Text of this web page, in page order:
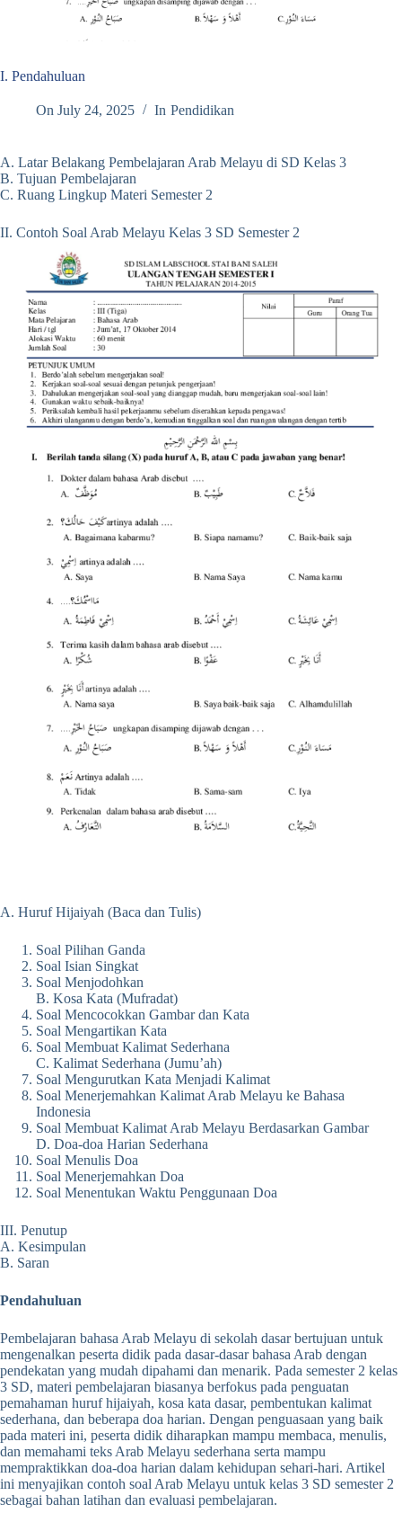
I. Pendahuluan
On July 24, 2025 In Pendidikan
A. Latar Belakang Pembelajaran Arab Melayu di SD Kelas 3
B. Tujuan Pembelajaran
C. Ruang Lingkup Materi Semester 2
II. Contoh Soal Arab Melayu Kelas 3 SD Semester 2
A. Huruf Hijaiyah (Baca dan Tulis)
Soal Pilihan Ganda
Soal Isian Singkat
Soal Menjodohkan
B. Kosa Kata (Mufradat)
Soal Mencocokkan Gambar dan Kata
Soal Mengartikan Kata
Soal Membuat Kalimat Sederhana
C. Kalimat Sederhana (Jumu’ah)
Soal Mengurutkan Kata Menjadi Kalimat
Soal Menerjemahkan Kalimat Arab Melayu ke Bahasa
Indonesia
Soal Membuat Kalimat Arab Melayu Berdasarkan Gambar
D. Doa-doa Harian Sederhana
Soal Menulis Doa
Soal Menerjemahkan Doa
Soal Menentukan Waktu Penggunaan Doa
III. Penutup
A. Kesimpulan
B. Saran
Pendahuluan
Pembelajaran bahasa Arab Melayu di sekolah dasar bertujuan untuk
mengenalkan peserta didik pada dasar-dasar bahasa Arab dengan
pendekatan yang mudah dipahami dan menarik. Pada semester 2 kelas
3 SD, materi pembelajaran biasanya berfokus pada penguatan
pemahaman huruf hijaiyah, kosa kata dasar, pembentukan kalimat
sederhana, dan beberapa doa harian. Dengan penguasaan yang baik
pada materi ini, peserta didik diharapkan mampu membaca, menulis,
dan memahami teks Arab Melayu sederhana serta mampu
mempraktikkan doa-doa harian dalam kehidupan sehari-hari. Artikel
ini menyajikan contoh soal Arab Melayu untuk kelas 3 SD semester 2
sebagai bahan latihan dan evaluasi pembelajaran.